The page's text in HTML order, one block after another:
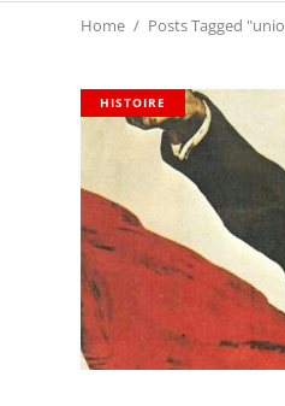
Home Posts Tagged
HISTOIRE